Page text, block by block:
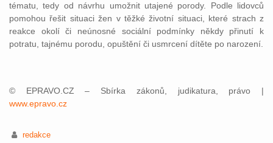
tématu, tedy od návrhu umožnit utajené porody. Podle lidovců
pomohou řešit situaci žen v těžké životní situaci, které strach z
reakce okolí či neúnosné sociální podmínky někdy přinutí k
potratu, tajnému porodu, opuštění či usmrcení dítěte po narození.
© EPRAVO.CZ – Sbírka zákonů, judikatura, právo |
www.epravo.cz
redakce